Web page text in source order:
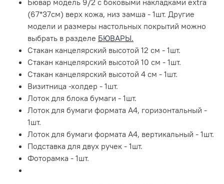
(67*37см) верх кожа, низ замша - 1шт. Другие
модели и размеры настольных покрытий можно
выбрать в разделе БЮВАРЫ.
Стакан канцелярский высотой 12 см - 1шт.
Стакан канцелярский высотой 10 см - 1шт.
Стакан канцелярский высотой 4 см - 1шт.
Визитница -холдер - 1шт.
Лоток для блока бумаги - 1шт.
Лоток для бумаги формата А4, горизонтальный -
1шт.
Лоток для бумаги формата А4, вертикальный - 1шт.
Подставка для двух ручек - 1шт.
Фоторамка - 1шт.